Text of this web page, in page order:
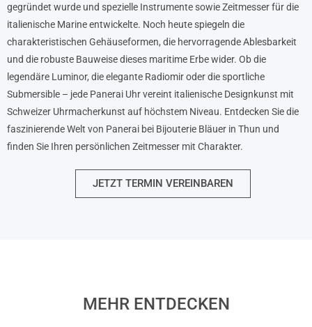
gegründet wurde und spezielle Instrumente sowie Zeitmesser für die
italienische Marine entwickelte. Noch heute spiegeln die
charakteristischen Gehäuseformen, die hervorragende Ablesbarkeit
und die robuste Bauweise dieses maritime Erbe wider. Ob die
legendäre Luminor, die elegante Radiomir oder die sportliche
Submersible – jede Panerai Uhr vereint italienische Designkunst mit
Schweizer Uhrmacherkunst auf höchstem Niveau. Entdecken Sie die
faszinierende Welt von Panerai bei Bijouterie Bläuer in Thun und
finden Sie Ihren persönlichen Zeitmesser mit Charakter.
JETZT TERMIN VEREINBAREN
MEHR ENTDECKEN